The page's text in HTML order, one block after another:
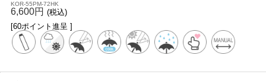
KOR-55PM-72HK
6,600円 (税込)
[60ポイント進呈 ]